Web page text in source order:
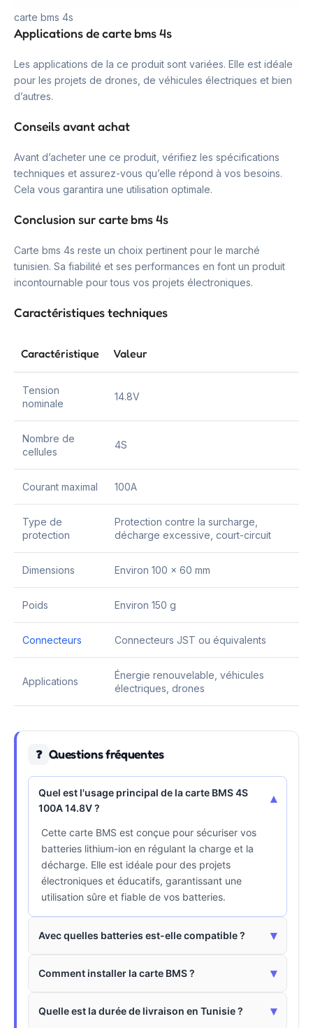
carte bms 4s
Applications de carte bms 4s
Les applications de la ce produit sont variées. Elle est idéale
pour les projets de drones, de véhicules électriques et bien
d’autres.
Conseils avant achat
Avant d’acheter une ce produit, vérifiez les spécifications
techniques et assurez-vous qu’elle répond à vos besoins.
Cela vous garantira une utilisation optimale.
Conclusion sur carte bms 4s
Carte bms 4s reste un choix pertinent pour le marché
tunisien. Sa fiabilité et ses performances en font un produit
incontournable pour tous vos projets électroniques.
Caractéristiques techniques
Caractéristique Valeur
Tension
nominale
14.8V
Nombre de
cellules
4S
Courant maximal 100A
Type de
protection
Protection contre la surcharge,
décharge excessive, court-circuit
Dimensions Environ 100 x 60 mm
Poids Environ 150 g
Connecteurs Connecteurs JST ou équivalents
Applications
Énergie renouvelable, véhicules
électriques, drones
❓ Questions fréquentes
Quel est l'usage principal de la carte BMS 4S
100A 14.8V ?
▾
Cette carte BMS est conçue pour sécuriser vos
batteries lithium-ion en régulant la charge et la
décharge. Elle est idéale pour des projets
électroniques et éducatifs, garantissant une
utilisation sûre et fiable de vos batteries.
Avec quelles batteries est-elle compatible ? ▾
Comment installer la carte BMS ? ▾
Quelle est la durée de livraison en Tunisie ? ▾